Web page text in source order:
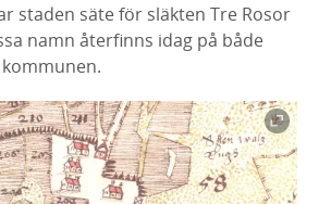
staden säte för släkten Tre Rosor
namn återfinns idag på både